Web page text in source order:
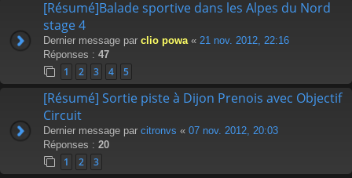
[Résumé]Balade sportive dans les Alpes du Nord
stage 4
Dernier message par clio powa « 21 nov. 2012, 22:16
Réponses : 47
1 2 3 4 5
[Résumé] Sortie piste à Dijon Prenois avec Objectif
Circuit
Dernier message par citronvs « 07 nov. 2012, 20:03
Réponses : 20
1 2 3